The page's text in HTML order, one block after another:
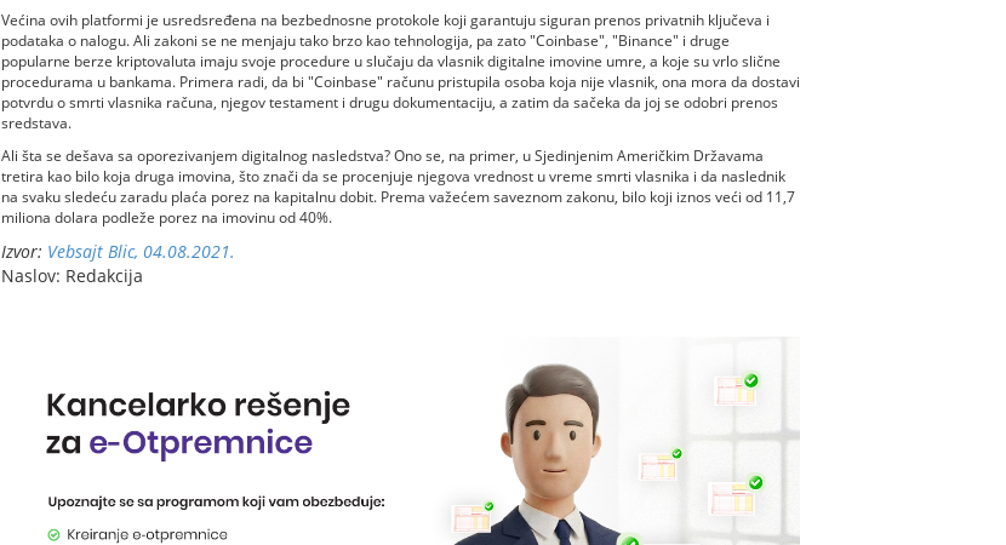
Većina ovih platformi je usredsređena na bezbednosne protokole koji garantuju siguran prenos privatnih ključeva i
podataka o nalogu. Ali zakoni se ne menjaju tako brzo kao tehnologija, pa zato "Coinbase", "Binance" i druge
popularne berze kriptovaluta imaju svoje procedure u slučaju da vlasnik digitalne imovine umre, a koje su vrlo slične
procedurama u bankama. Primera radi, da bi "Coinbase" računu pristupila osoba koja nije vlasnik, ona mora da dostavi
potvrdu o smrti vlasnika računa, njegov testament i drugu dokumentaciju, a zatim da sačeka da joj se odobri prenos
sredstava.
Ali šta se dešava sa oporezivanjem digitalnog nasledstva? Ono se, na primer, u Sjedinjenim Američkim Državama
tretira kao bilo koja druga imovina, što znači da se procenjuje njegova vrednost u vreme smrti vlasnika i da naslednik
na svaku sledeću zaradu plaća porez na kapitalnu dobit. Prema važećem saveznom zakonu, bilo koji iznos veći od 11,7
miliona dolara podleže porez na imovinu od 40%.
Izvor: Vebsajt Blic, 04.08.2021.
Naslov: Redakcija